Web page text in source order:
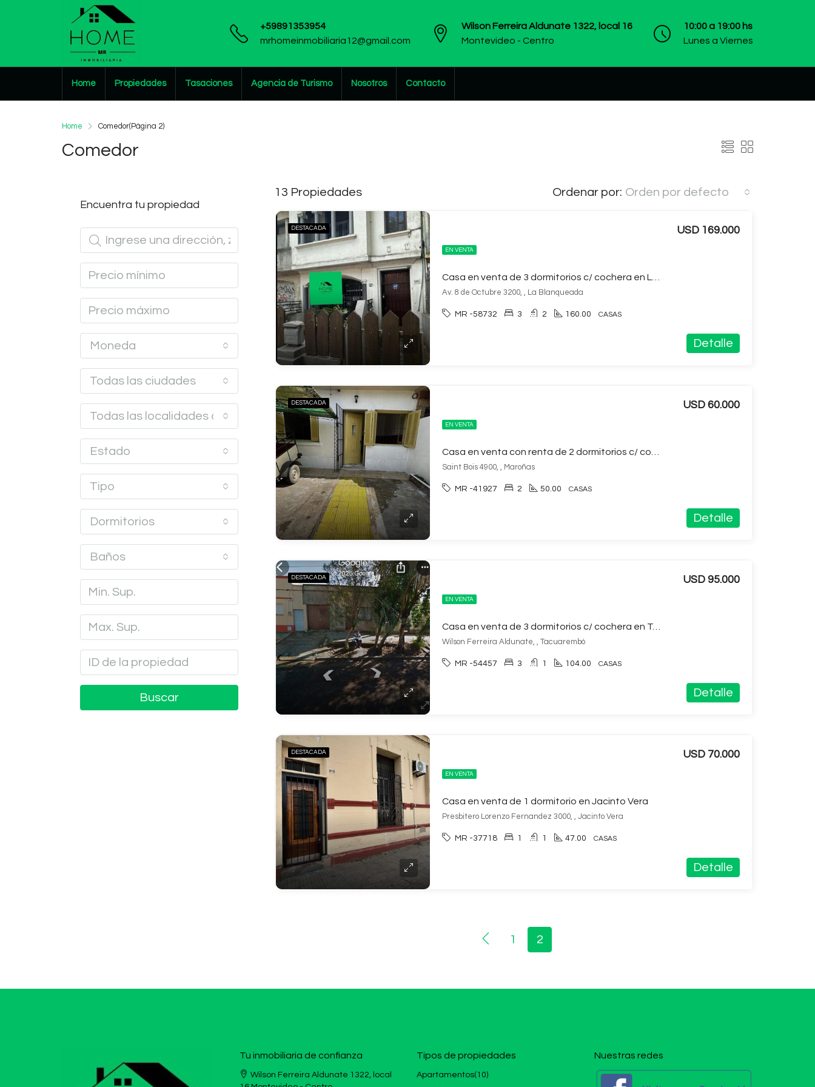
+59891353954
mrhomeinmobiliaria12@gmail.com
Wilson Ferreira Aldunate 1322, local 16
Montevideo - Centro
10:00 a 19:00 hs
Lunes a Viernes
Home Propiedades Tasaciones Agencia de Turismo Nosotros Contacto
Home Comedor(Página 2)
Comedor
13 Propiedades Ordenar por: Orden por defecto
DESTACADA
EN VENTA
USD 169.000
Av. 8 de Octubre 3200, , La Blanqueada
MR -58732 3 2 160.00 CASAS
Detalle
DESTACADA
EN VENTA
USD 60.000
Saint Bois 4900, , Maroñas
MR -41927 2 50.00 CASAS
Detalle
DESTACADA
EN VENTA
Casa en venta de 3 dormitorios c/ cochera en Tacuarembo
USD 95.000
Wilson Ferreira Aldunate, , Tacuarembó
MR -54457 3 1 104.00 CASAS
Detalle
DESTACADA
EN VENTA
Casa en venta de 1 dormitorio en Jacinto Vera
USD 70.000
Presbitero Lorenzo Fernandez 3000, , Jacinto Vera
MR -37718 1 1 47.00 CASAS
Detalle
1 2
Encuentra tu propiedad
Moneda
Todas las ciudades
Todas las localidades o barrios
Estado
Tipo
Dormitorios
Baños
Buscar
Tu inmobiliaria de confianza
Wilson Ferreira Aldunate 1322, local
Tipos de propiedades
Apartamentos(10)
Nuestras redes